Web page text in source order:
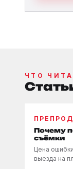
ЧТО
Почему
съёмки
Цена
выезда на